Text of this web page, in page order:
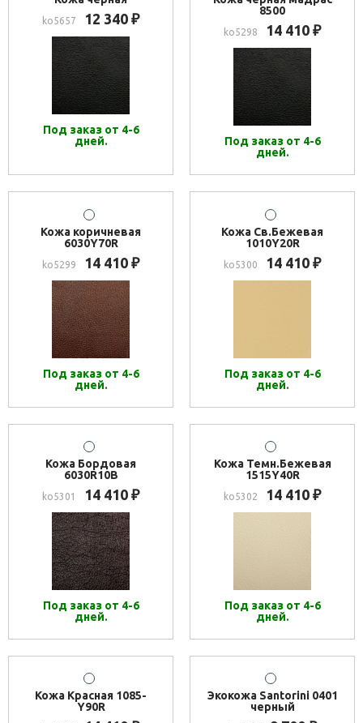
ko5657 12 340 ₽
Под заказ от 4-6
дней.
8500
ko5298 14 410 ₽
Под заказ от 4-6
дней.
Кожа коричневая
6030Y70R
ko5299 14 410 ₽
Под заказ от 4-6
дней.
Кожа Св.Бежевая
1010Y20R
ko5300 14 410 ₽
Под заказ от 4-6
дней.
Кожа Бордовая
6030R10B
ko5301 14 410 ₽
Под заказ от 4-6
дней.
Кожа Темн.Бежевая
1515Y40R
ko5302 14 410 ₽
Под заказ от 4-6
дней.
Кожа Красная 1085-
Y90R
Экокожа Santorini 0401
черный